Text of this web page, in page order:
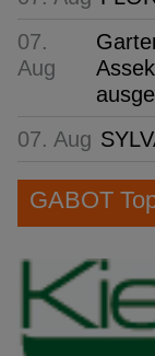
07.
Aug
07. Aug
GABOT